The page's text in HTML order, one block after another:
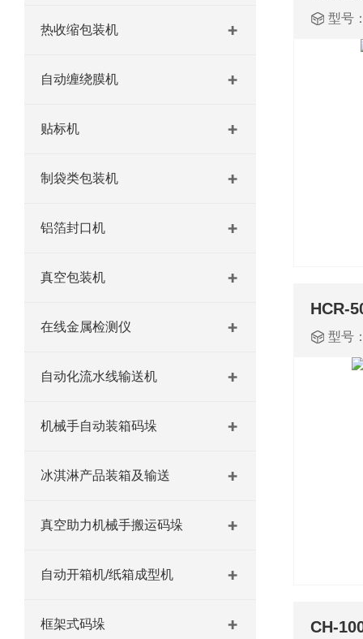
热收缩包装机
自动缠绕膜机
贴标机
制袋类包装机
铝箔封口机
真空包装机
在线金属检测仪
自动化流水线输送机
机械手自动装箱码垛
冰淇淋产品装箱及输送
真空助力机械手搬运码垛
自动开箱机/纸箱成型机
框架式码垛
型号
HCR-
型号
CH-